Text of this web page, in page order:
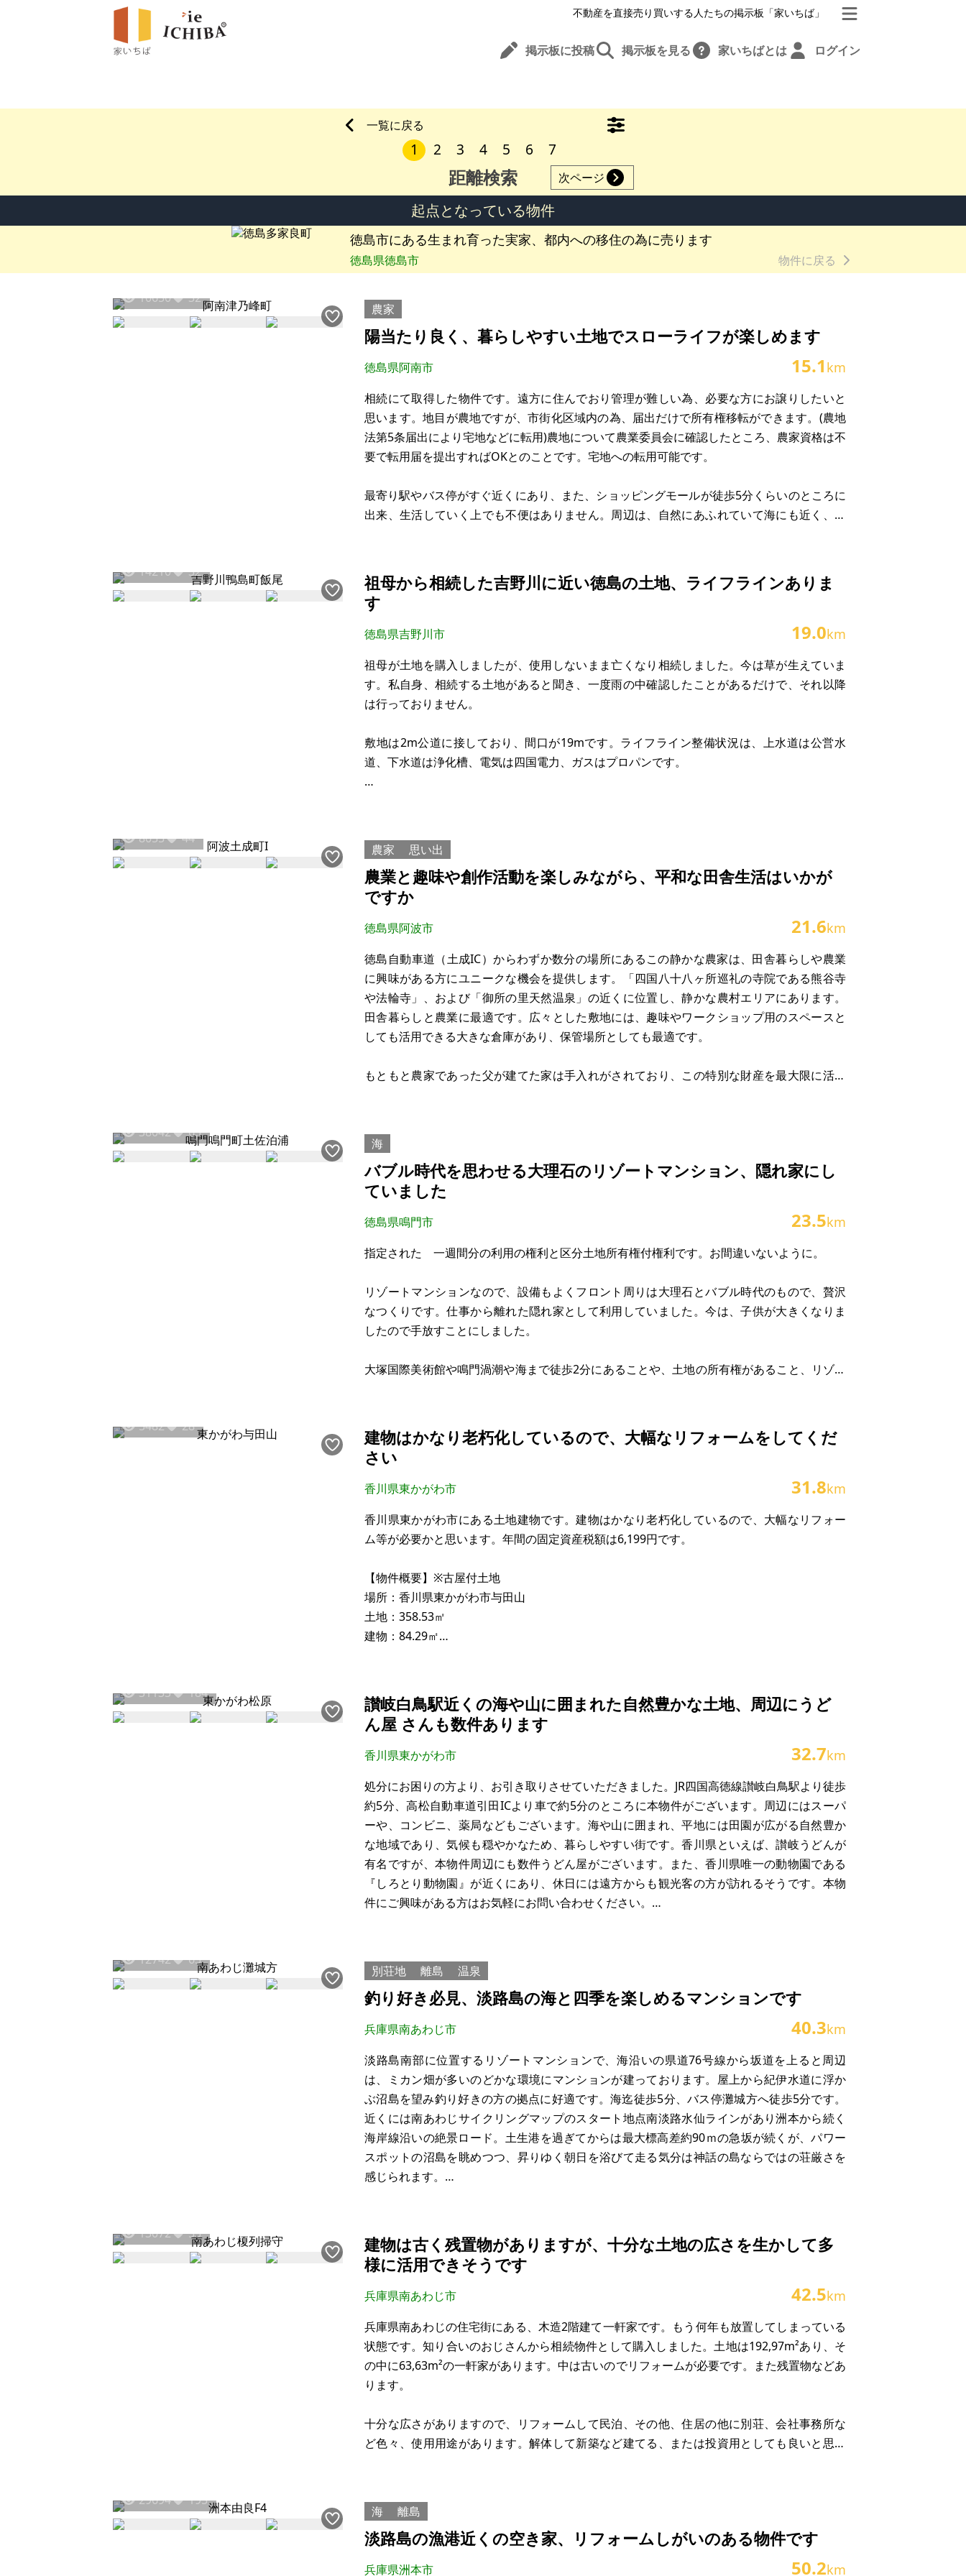
不動産を直接売り買いする人たちの掲示板「家いちば」
掲示板に投稿 掲示板を見る 家いちばとは ログイン
一覧に戻る
1 2 3 4 5 6 7
距離検索 次ページ
起点となっている物件
徳島市にある生まれ育った実家、都内への移住の為に売ります
徳島県徳島市 物件に戻る
10650 32
農家
陽当たり良く、暮らしやすい土地でスローライフが楽しめます
徳島県阿南市 15.1 km
相続にて取得した物件です。遠方に住んでおり管理が難しい為、必要な方にお譲りしたいと
思います。地目が農地ですが、市街化区域内の為、届出だけで所有権移転ができます。(農地
法第5条届出により宅地などに転用)農地について農業委員会に確認したところ、農家資格は不
要で転用届を提出すればOKとのことです。宅地への転用可能です。
最寄り駅やバス停がすぐ近くにあり、また、ショッピングモールが徒歩5分くらいのところに
出来、生活していく上でも不便はありません。周辺は、自然にあふれていて海にも近く、魚
【物件概要】※土地のみ案件です
14210 32
祖母から相続した吉野川に近い徳島の土地、ライフラインありま
す
徳島県吉野川市 19.0km
祖母が土地を購入しましたが、使用しないまま亡くなり相続しました。今は草が生えていま
す。私自身、相続する土地があると聞き、一度雨の中確認したことがあるだけで、それ以降
は行っておりません。
敷地は2m公道に接しており、間口が19mです。ライフライン整備状況は、上水道は公営水
道、下水道は浄化槽、電気は四国電力、ガスはプロパンです。
土地：234.69㎡
建物：なし
構造：
現況：
市街化調整区域
建ぺい率：60%
容積率：200%
※問い合わせ多数あるいは取引条件等により、上記と実際の取引価格とが異
8055 44
農家 思い出
農業と趣味や創作活動を楽しみながら、平和な田舎生活はいかが
ですか
徳島県阿波市 21.6km
徳島自動車道（土成IC）からわずか数分の場所にあるこの静かな農家は、田舎暮らしや農業
に興味がある方にユニークな機会を提供します。「四国八十八ヶ所巡礼の寺院である熊谷寺
や法輪寺」、および「御所の里天然温泉」の近くに位置し、静かな農村エリアにあります。
田舎暮らしと農業に最適です。広々とした敷地には、趣味やワークショップ用のスペースと
しても活用できる大きな倉庫があり、保管場所としても最適です。
もともと農家であった父が建てた家は手入れがされており、この特別な財産を最大限に活用
38042
65
海
バブル時代を思わせる大理石のリゾートマンション、隠れ家にし
ていました
徳島県鳴門市 23.5km
指定された 一週間分の利用の権利と区分土地所有権付権利です。お間違いないように。
リゾートマンションなので、設備もよくフロント周りは大理石とバブル時代のもので、贅沢
なつくりです。仕事から離れた隠れ家として利用していました。今は、子供が大きくなりま
したので手放すことにしました。
大塚国際美術館や鳴門渦潮や海まで徒歩2分にあることや、土地の所有権があること、リゾー
です。イマイチなところは、クロスが一部古いところです。1週間利用
5482 28
建物はかなり老朽化しているので、大幅なリフォームをしてくだ
さい
香川県東かがわ市 31.8km
香川県東かがわ市にある土地建物です。建物はかなり老朽化しているので、大幅なリフォー
ム等が必要かと思います。年間の固定資産税額は6,199円です。
【物件概要】※古屋付土地
場所：香川県東かがわ市与田山
土地：358.53㎡
建物：84.29㎡
希望価格：20万円（税込み）
※現状有姿、および公簿売買でのお取引きとなります。
合意される場合もあります。
※物件を安く購入しても、購入後の維持費（税金、修繕費など）のほうが多くかかる場合もあ
ります。ご購入に際しては十分ご留意の上、ご判
31133 184
讃岐白鳥駅近くの海や山に囲まれた自然豊かな土地、周辺にうど
ん屋 さんも数件あります
香川県東かがわ市 32.7km
処分にお困りの方より、お引き取りさせていただきました。JR四国高徳線讃岐白鳥駅より徒歩
約5分、高松自動車道引田ICより車で約5分のところに本物件がございます。周辺にはスーパ
ーや、コンビニ、薬局などもございます。海や山に囲まれ、平地には田園が広がる自然豊か
な地域であり、気候も穏やかなため、暮らしやすい街です。香川県といえば、讃岐うどんが
有名ですが、本物件周辺にも数件うどん屋がございます。また、香川県唯一の動物園である
『しろとり動物園』が近くにあり、休日には遠方からも観光客の方が訪れるそうです。本物
件にご興味がある方はお気軽にお問い合わせください。
場所:香川県東
12742 63
別荘地 離島 温泉
釣り好き必見、淡路島の海と四季を楽しめるマンションです
兵庫県南あわじ市 40.3km
淡路島南部に位置するリゾートマンションで、海沿いの県道76号線から坂道を上ると周辺
は、ミカン畑が多いのどかな環境にマンションが建っております。屋上から紀伊水道に浮か
ぶ沼島を望み釣り好きの方の拠点に好適です。海迄徒歩5分、バス停灘城方へ徒歩5分です。
近くには南あわじサイクリングマップのスタート地点南淡路水仙ラインがあり洲本から続く
海岸線沿いの絶景ロード。土生港を過ぎてからは最大標高差約90ｍの急坂が続くが、パワー
スポットの沼島を眺めつつ、昇りゆく朝日を浴びて走る気分は神話の島ならではの荘厳さを
感じられます。
ン
13072 55
建物は古く残置物がありますが、十分な土地の広さを生かして多
様に活用できそうです
兵庫県南あわじ市 42.5km
兵庫県南あわじの住宅街にある、木造2階建て一軒家です。もう何年も放置してしまっている
状態です。知り合いのおじさんから相続物件として購入しました。土地は192,97m²あり、そ
の中に63,63m²の一軒家があります。中は古いのでリフォームが必要です。また残置物などあ
ります。
十分な広さがありますので、リフォームして民泊、その他、住居の他に別荘、会社事務所な
ど色々、使用用途があります。解体して新築など建てる、または投資用としても良いと思い
【物件概要】※古屋付土地
場所：兵庫県南あわじ市
29694 195
海 離島
淡路島の漁港近くの空き家、リフォームしがいのある物件です
兵庫県洲本市 50.2km